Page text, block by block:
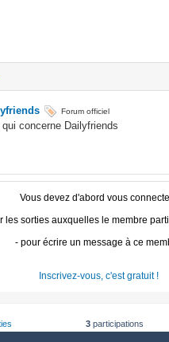
Forum officiel
concerne Dailyfriends
Vous devez d'abord vous
les sorties auxquelles le membre
- pour écrire un message à ce
Inscrivez-vous, c'est gratuit !
3participations